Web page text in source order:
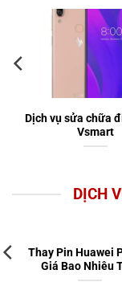
Dịch vụ sửa chữa
Vsmart
DỊCH
Thay Pin Huawei
Giá Bao Nhiêu